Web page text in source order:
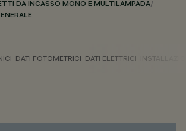
DA INCASSO MONO E MULTILAMPADA/
DATI FOTOMETRICI DATI ELETTRICI